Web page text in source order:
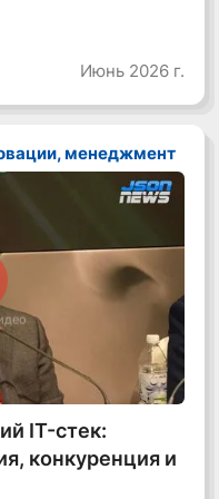
Июнь 2026 г.
менеджмент
IT-стек:
конкуренция и